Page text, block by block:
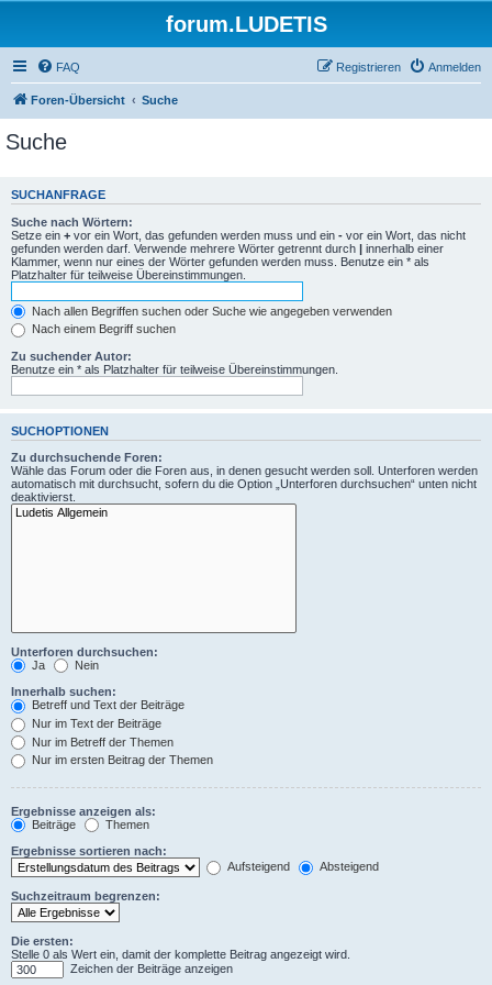
forum.LUDETIS
FAQ Anmelden
Registrieren
Foren-Übersicht Suche
Suche
SUCHANFRAGE
Suche nach Wörtern:
Setze ein + vor ein Wort, das gefunden werden muss und ein - vor ein Wort, das nicht
gefunden werden darf. Verwende mehrere Wörter getrennt durch | innerhalb einer
Klammer, wenn nur eines der Wörter gefunden werden muss. Benutze ein * als
Platzhalter für teilweise Übereinstimmungen.
Nach allen Begriffen suchen oder Suche wie angegeben verwenden
Nach einem Begriff suchen
Zu suchender Autor:
Benutze ein * als Platzhalter für teilweise Übereinstimmungen.
SUCHOPTIONEN
Zu durchsuchende Foren:
Wähle das Forum oder die Foren aus, in denen gesucht werden soll. Unterforen werden
automatisch mit durchsucht, sofern du die Option „Unterforen durchsuchen“ unten nicht
deaktivierst.
Unterforen durchsuchen:
Ja
Nein
Innerhalb suchen:
Betreff und Text der Beiträge
Nur im Text der Beiträge
Nur im Betreff der Themen
Nur im ersten Beitrag der Themen
Ergebnisse anzeigen als:
Beiträge
Themen
Ergebnisse sortieren nach:
Aufsteigend
Absteigend
Suchzeitraum begrenzen:
Die ersten:
Stelle 0 als Wert ein, damit der komplette Beitrag angezeigt wird.
Zeichen der Beiträge anzeigen